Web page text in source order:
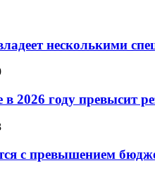
несколькими
2026 году превысит
с превышением